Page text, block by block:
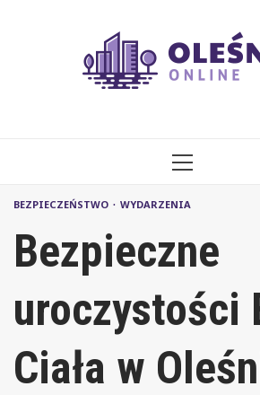
PRIMARY
BEZPIECZEŃSTWO WYDARZENIA
Bezpieczne
uroczystości
Ciała w